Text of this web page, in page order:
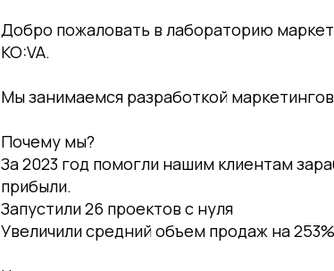
Добро пожаловать в лабораторию
KO:VA.
Мы занимаемся разработкой
Почему мы?
За 2023 год помогли нашим клиентам
прибыли.
Запустили 26 проектов с нуля
Увеличили средний объем продаж на 253%